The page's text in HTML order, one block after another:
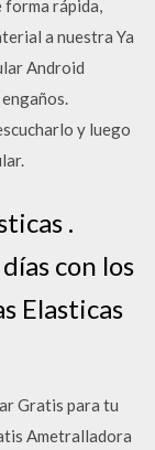
forma rápida,
a nuestra Ya
Android
y luego
.
con los
Elasticas
Gratis para tu
Ametralladora